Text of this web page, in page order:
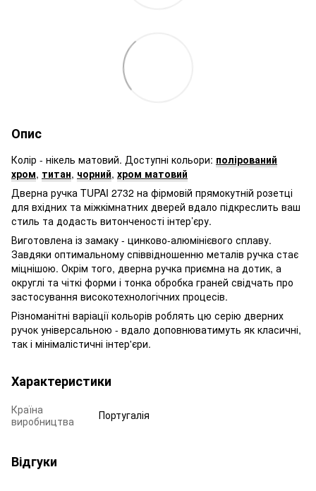
Опис
Колір - нікель матовий. Доступні кольори: полірований
хром, титан, чорний, хром матовий
Дверна ручка TUPAI 2732 на фірмовій прямокутній розетці
для вхідних та міжкімнатних дверей вдало підкреслить ваш
стиль та додасть витонченості інтер’єру.
Виготовлена із замаку - цинково-алюмінієвого сплаву.
Завдяки оптимальному співвідношенню металів ручка стає
міцнішою. Окрім того, дверна ручка приємна на дотик, а
округлі та чіткі форми і тонка обробка граней свідчать про
застосування високотехнологічних процесів.
Різноманітні варіації кольорів роблять цю серію дверних
ручок універсальною - вдало доповнюватимуть як класичні,
так і мінімалістичні інтер'єри.
Характеристики
Країна
виробництва
Португалія
Відгуки